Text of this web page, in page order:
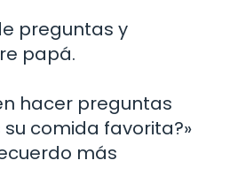
preguntas y
papá.
hacer preguntas
su comida favorita?»
más